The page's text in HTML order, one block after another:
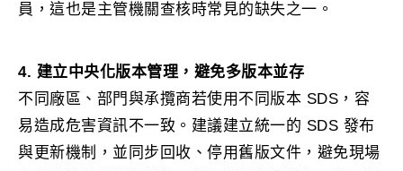
員，這也是主管機關查核時常見的缺失之一。
4. 建立中央化版本管理，避免多版本並存
不同廠區、部門與承攬商若使用不同版本 SDS，容
易造成危害資訊不一致。建議建立統一的 SDS 發布
與更新機制，並同步回收、停用舊版文件，避免現場